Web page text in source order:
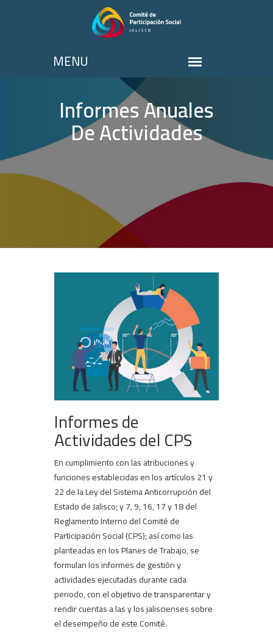
Informes Anuales
De Actividades
Informes de
Actividades del CPS
En cumplimiento con las atribuciones y
funciones establecidas en los artículos 21 y
22 de la Ley del Sistema Anticorrupción del
Estado de Jalisco; y 7, 9, 16, 17 y 18 del
Reglamento Interno del Comité de
Participación Social (CPS); así como las
planteadas en los Planes de Trabajo, se
formulan los informes de gestión y
actividades ejecutadas durante cada
periodo, con el objetivo de transparentar y
rendir cuentas a las y los jaliscienses sobre
el desempeño de este Comité.